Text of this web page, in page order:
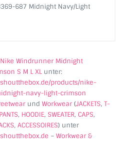
687 Midnight Navy/Light
Nike Windrunner Midnight
S M L XL unter:
products/nike-
navy-light-crimson
und Workwear(JACKETS, T-
PANTS, HOODIE, SWEATER, CAPS,
, ACCESSOIRES) unter
– Workwear &